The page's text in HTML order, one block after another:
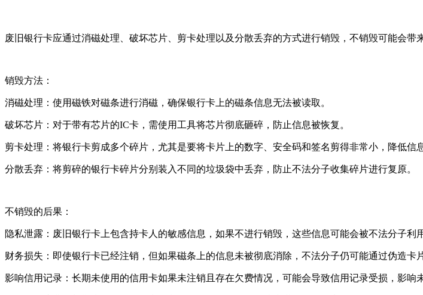
废旧银行卡应通过消磁处理、破坏芯片、剪卡处理以及分散丢弃的方式进行销毁，不销毁可能会带
销毁方法：
消磁处理：使用磁铁对磁条进行消磁，确保银行卡上的磁条信息无法被读取。
破坏芯片：对于带有芯片的IC卡，需使用工具将芯片彻底砸碎，防止信息被恢复。
剪卡处理：将银行卡剪成多个碎片，尤其是要将卡片上的数字、安全码和签名剪得非常小，降低信
分散丢弃：将剪碎的银行卡碎片分别装入不同的垃圾袋中丢弃，防止不法分子收集碎片进行复原。
不销毁的后果：
隐私泄露：废旧银行卡上包含持卡人的敏感信息，如果不进行销毁，这些信息可能会被不法分子利
财务损失：即使银行卡已经注销，但如果磁条上的信息未被彻底消除，不法分子仍可能通过伪造卡
影响信用记录：长期未使用的信用卡如果未注销且存在欠费情况，可能会导致信用记录受损，影响